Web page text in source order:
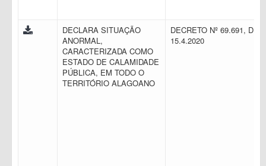
DECLARA SITUAÇÃO
ANORMAL,
CARACTERIZADA COMO
ESTADO DE CALAMIDADE
PÚBLICA, EM TODO O
TERRITÓRIO ALAGOANO
DECRETO Nº 69.691, DE
15.4.2020